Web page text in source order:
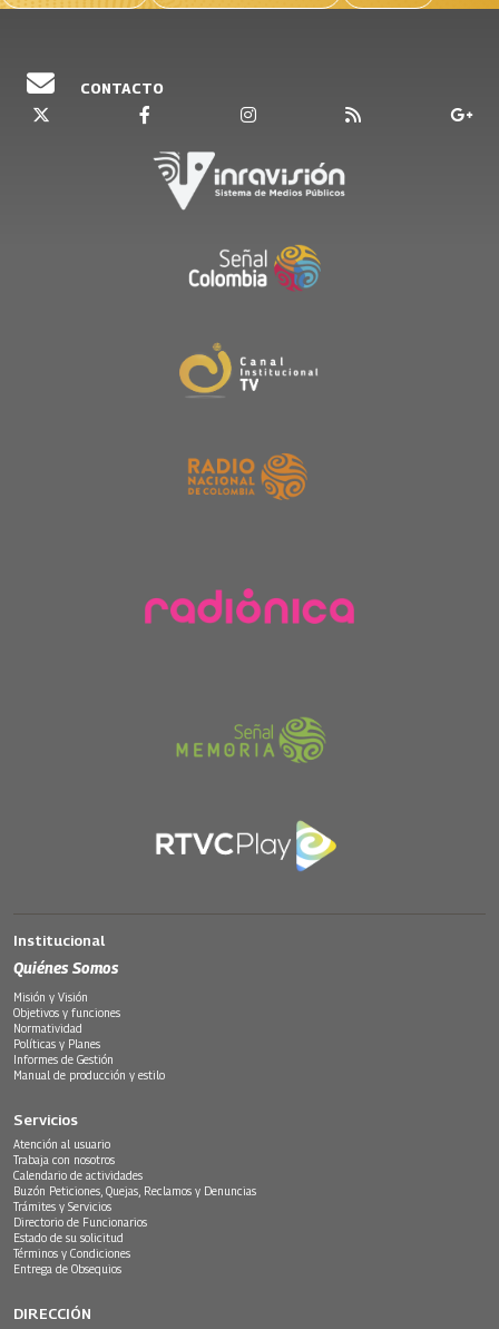
CONTACTO
Institucional
Quiénes Somos
Misión y Visión
Objetivos y funciones
Normatividad
Políticas y Planes
Informes de Gestión
Manual de producción y estilo
Servicios
Atención al usuario
Trabaja con nosotros
Calendario de actividades
Buzón Peticiones, Quejas, Reclamos y Denuncias
Trámites y Servicios
Directorio de Funcionarios
Estado de su solicitud
Términos y Condiciones
Entrega de Obsequios
DIRECCIÓN